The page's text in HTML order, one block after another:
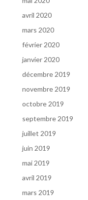
avril 2020
mars 2020
février 2020
janvier 2020
décembre 2019
novembre 2019
octobre 2019
septembre 2019
juillet 2019
juin 2019
mai 2019
avril 2019
mars 2019